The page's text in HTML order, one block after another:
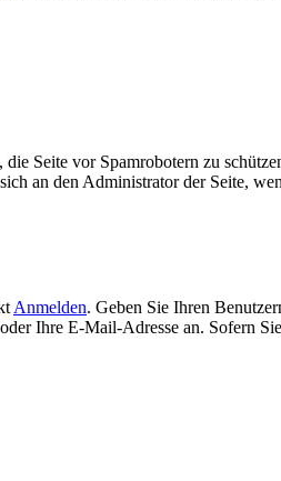
die Seite vor Spamrobotern zu
an den Administrator der Seite,
Anmelden. Geben Sie Ihren
Ihre E-Mail-Adresse an. Sofern